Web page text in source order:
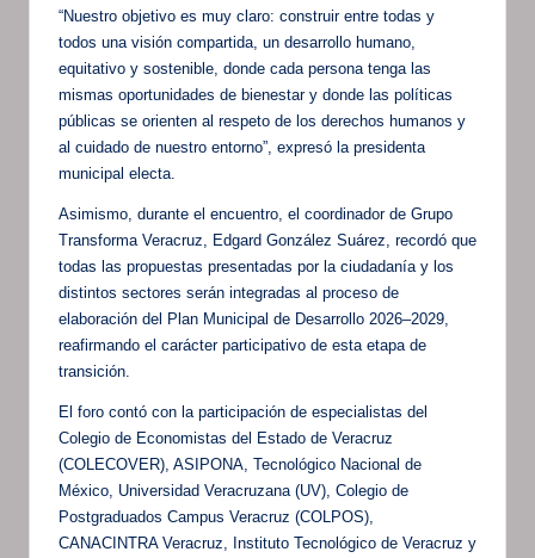
“Nuestro objetivo es muy claro: construir entre todas y
todos una visión compartida, un desarrollo humano,
equitativo y sostenible, donde cada persona tenga las
mismas oportunidades de bienestar y donde las políticas
públicas se orienten al respeto de los derechos humanos y
al cuidado de nuestro entorno”, expresó la presidenta
municipal electa.
Asimismo, durante el encuentro, el coordinador de Grupo
Transforma Veracruz, Edgard González Suárez, recordó que
todas las propuestas presentadas por la ciudadanía y los
distintos sectores serán integradas al proceso de
elaboración del Plan Municipal de Desarrollo 2026–2029,
reafirmando el carácter participativo de esta etapa de
transición.
El foro contó con la participación de especialistas del
Colegio de Economistas del Estado de Veracruz
(COLECOVER), ASIPONA, Tecnológico Nacional de
México, Universidad Veracruzana (UV), Colegio de
Postgraduados Campus Veracruz (COLPOS),
CANACINTRA Veracruz, Instituto Tecnológico de Veracruz y